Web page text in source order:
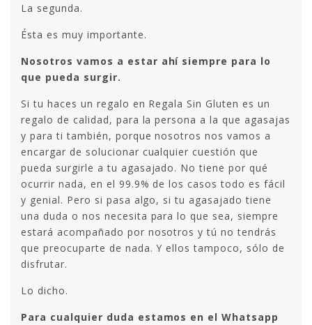
La segunda.
Ésta es muy importante.
Nosotros vamos a estar ahí siempre para lo
que pueda surgir.
Si tu haces un regalo en Regala Sin Gluten es un
regalo de calidad, para la persona a la que agasajas
y para ti también, porque nosotros nos vamos a
encargar de solucionar cualquier cuestión que
pueda surgirle a tu agasajado. No tiene por qué
ocurrir nada, en el 99.9% de los casos todo es fácil
y genial. Pero si pasa algo, si tu agasajado tiene
una duda o nos necesita para lo que sea, siempre
estará acompañado por nosotros y tú no tendrás
que preocuparte de nada. Y ellos tampoco, sólo de
disfrutar.
Lo dicho.
Para cualquier duda estamos en el Whatsapp